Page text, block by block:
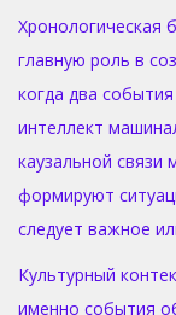
Хронологическая
главную роль в
когда два
интеллект
каузальной
формируют
следует важное
Культурный
именно события